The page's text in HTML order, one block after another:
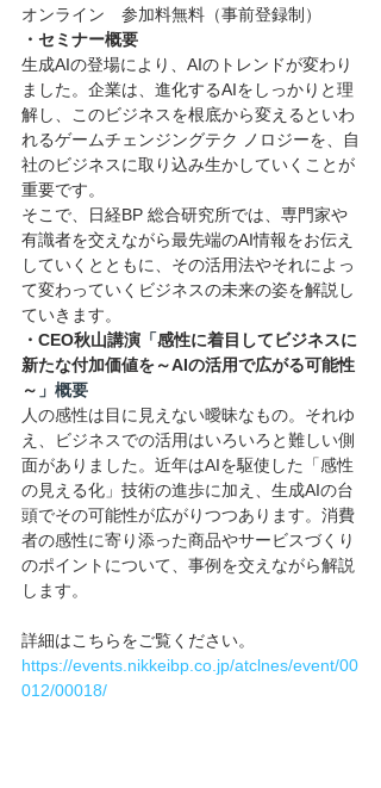
オンライン　参加料無料（事前登録制）
・セミナー概要
生成AIの登場により、AIのトレンドが変わり
ました。企業は、進化するAIをしっかりと理
解し、このビジネスを根底から変えるといわ
れるゲームチェンジングテク ノロジーを、自
社のビジネスに取り込み生かしていくことが
重要です。
そこで、日経BP 総合研究所では、専門家や
有識者を交えながら最先端のAI情報をお伝え
していくとともに、その活用法やそれによっ
て変わっていくビジネスの未来の姿を解説し
ていきます。
・CEO秋山講演 「感性に着目してビジネスに
新たな付加価値を～AIの活用で広がる可能性
～ 」概要
人の感性は目に見えない曖昧なもの。それゆ
え、ビジネスでの活用はいろいろと難しい側
面がありました。近年はAIを駆使した「感性
の見える化」技術の進歩に加え、生成AIの台
頭でその可能性が広がりつつあります。消費
者の感性に寄り添った商品やサービスづくり
のポイントについて、事例を交えながら解説
します。
詳細はこちらをご覧ください。
https://events.nikkeibp.co.jp/atclnes/event/00
012/00018/